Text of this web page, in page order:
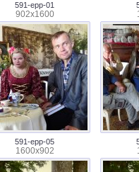
591-epp-01
902x1600
591-epp-05
1600x902